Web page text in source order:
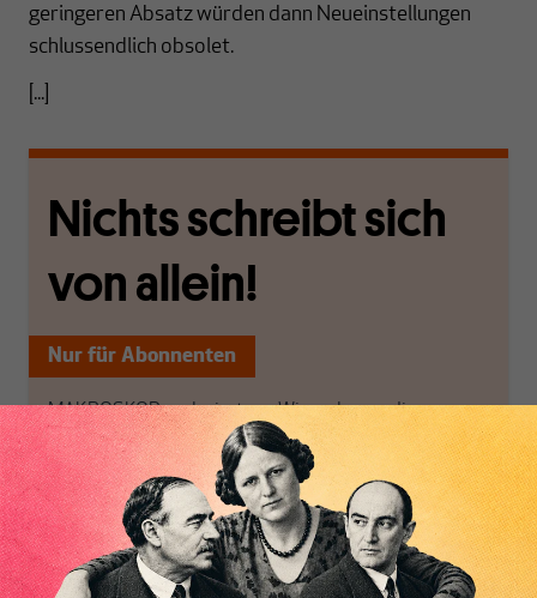
geringeren Absatz würden dann Neueinstellungen
schlussendlich obsolet.
[...]
Nichts schreibt sich
von allein!
Nur für Abonnenten
MAKROSKOP analysiert
wirtschaftspolitische
Themen aus einer
postkeynesianischen
Perspektive und ist damit
in Deutschland einzigartig.
MAKROSKOP steht für
Wir verlassen die
journalistische Filterblase,
in der sich viele
eingerichtet haben. Wir
öffnen Fenster und
bringen frische Luft in die
engen und verstaubten